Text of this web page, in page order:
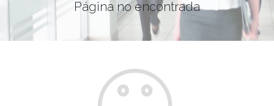
Página no encontrada